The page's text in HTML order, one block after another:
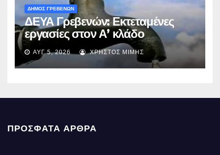
ΔΗΜΟΣ ΓΡΕΒΕΝΩΝ
ΔΕΥΑ Γρεβενών: Εκτεταμένες
εργασίες στον Α’ κλάδο
ύδρευσης – Ποιες περιοχές
επηρεάζονται την Πέμπτη
ΑΥΓ 5, 2026 ΧΡΉΣΤΟΣ ΜΊΜΗΣ
ΠΡΌΣΦΑΤΑ ΆΡΘΡΑ